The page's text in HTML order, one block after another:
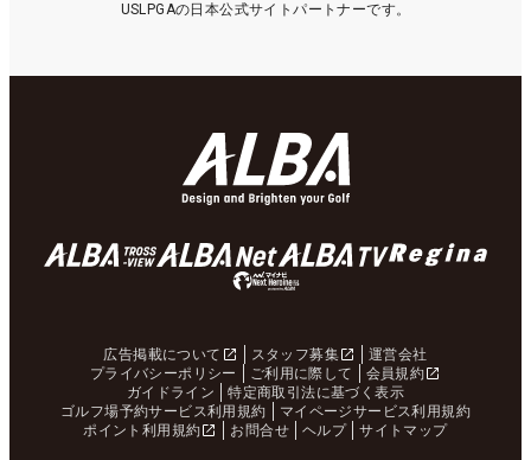
USLPGAの日本公式サイトパートナーです。
広告掲載について スタッフ募集
運営会社
プライバシーポリシー
ご利用に際して
会員規約
ガイドライン
特定商取引法に基づく表示
ゴルフ場予約サービス利用規約
マイページサービス利用規約
ポイント利用規約
お問合せ ヘルプ サイトマップ